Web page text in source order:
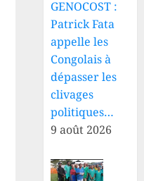
GENOCOST :
Patrick Fata
appelle les
Congolais à
dépasser les
clivages
politiques…
9 août 2026